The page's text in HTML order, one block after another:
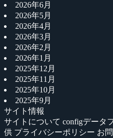
2026年6月
2026年5月
2026年4月
2026年3月
2026年2月
2026年1月
2025年12月
2025年11月
2025年10月
2025年9月
サイト情報
サイトについて configデータ
供 プライバシーポリシー お